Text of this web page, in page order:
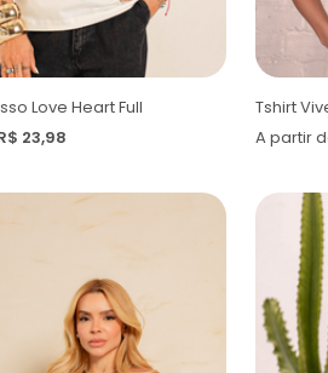
Love Heart Full
23,98
Tshirt
A partir